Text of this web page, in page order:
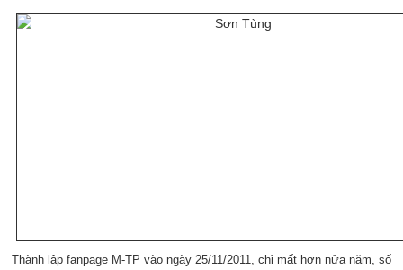
Thành lập fanpage M-TP vào ngày 25/11/2011, chỉ mất hơn nửa năm, số